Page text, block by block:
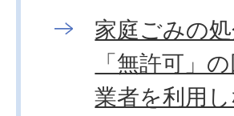
家庭ごみの
「無許可」
業者を利用